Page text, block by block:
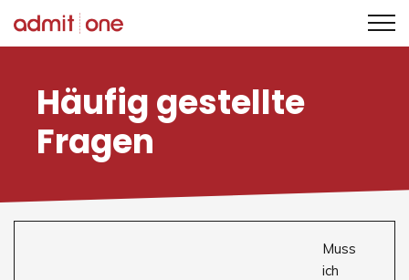
Zum
springen
Häufig gestellte
Fragen
Muss
ich